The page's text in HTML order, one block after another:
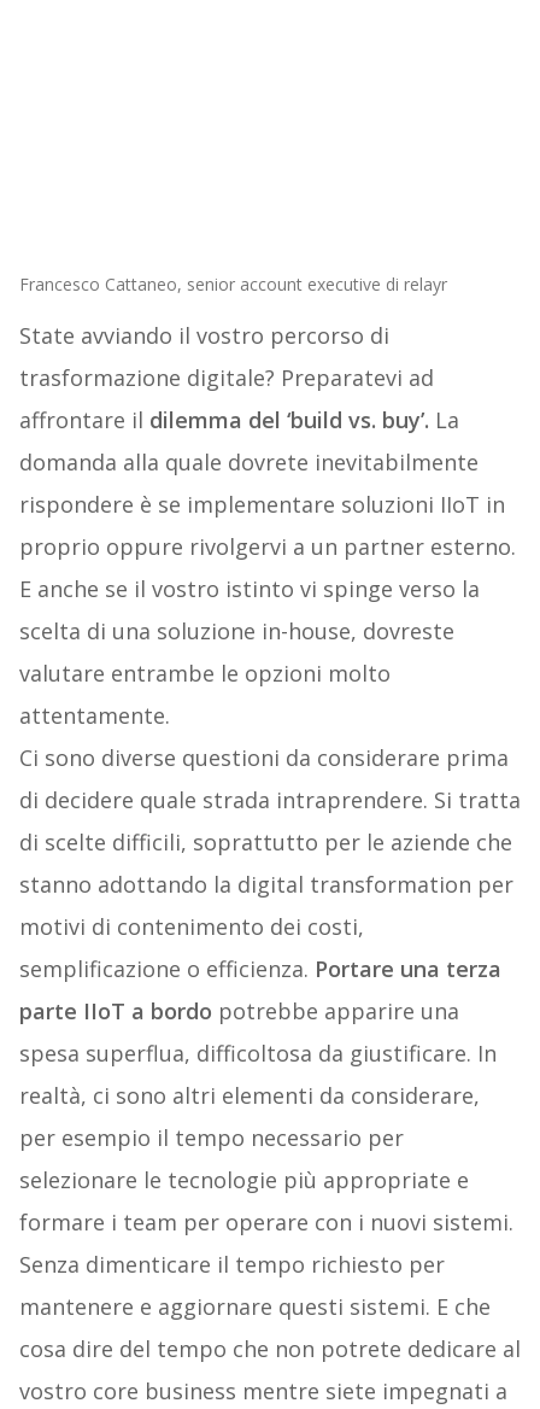
Francesco Cattaneo, senior account executive di relayr
State avviando il vostro percorso di
trasformazione digitale? Preparatevi ad
affrontare il dilemma del ‘build vs. buy’. La
domanda alla quale dovrete inevitabilmente
rispondere è se implementare soluzioni IIoT in
proprio oppure rivolgervi a un partner esterno.
E anche se il vostro istinto vi spinge verso la
scelta di una soluzione in-house, dovreste
valutare entrambe le opzioni molto
attentamente.
Ci sono diverse questioni da considerare prima
di decidere quale strada intraprendere. Si tratta
di scelte difficili, soprattutto per le aziende che
stanno adottando la digital transformation per
motivi di contenimento dei costi,
semplificazione o efficienza. Portare una terza
parte IIoT a bordo potrebbe apparire una
spesa superflua, difficoltosa da giustificare. In
realtà, ci sono altri elementi da considerare,
per esempio il tempo necessario per
selezionare le tecnologie più appropriate e
formare i team per operare con i nuovi sistemi.
Senza dimenticare il tempo richiesto per
mantenere e aggiornare questi sistemi. E che
cosa dire del tempo che non potrete dedicare al
vostro core business mentre siete impegnati a